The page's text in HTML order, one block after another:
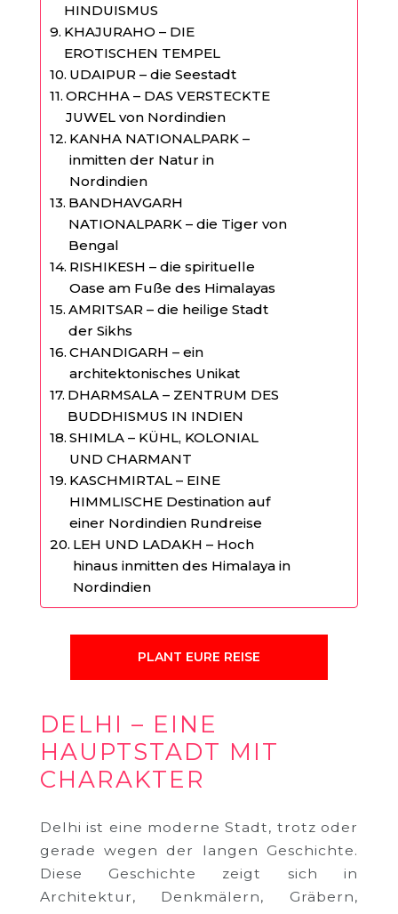
HINDUISMUS
KHAJURAHO – DIE
EROTISCHEN TEMPEL
UDAIPUR – die Seestadt
ORCHHA – DAS VERSTECKTE
JUWEL von Nordindien
KANHA NATIONALPARK –
inmitten der Natur in
Nordindien
BANDHAVGARH
NATIONALPARK – die Tiger von
Bengal
RISHIKESH – die spirituelle
Oase am Fuße des Himalayas
AMRITSAR – die heilige Stadt
der Sikhs
CHANDIGARH – ein
architektonisches Unikat
DHARMSALA – ZENTRUM DES
BUDDHISMUS IN INDIEN
SHIMLA – KÜHL, KOLONIAL
UND CHARMANT
KASCHMIRTAL – EINE
HIMMLISCHE Destination auf
einer Nordindien Rundreise
LEH UND LADAKH – Hoch
hinaus inmitten des Himalaya in
Nordindien
PLANT EURE REISE
DELHI – EINE
HAUPTSTADT MIT
CHARAKTER
Delhi ist eine moderne Stadt, trotz oder
gerade wegen der langen Geschichte.
Diese Geschichte zeigt sich in
Architektur, Denkmälern, Gräbern,